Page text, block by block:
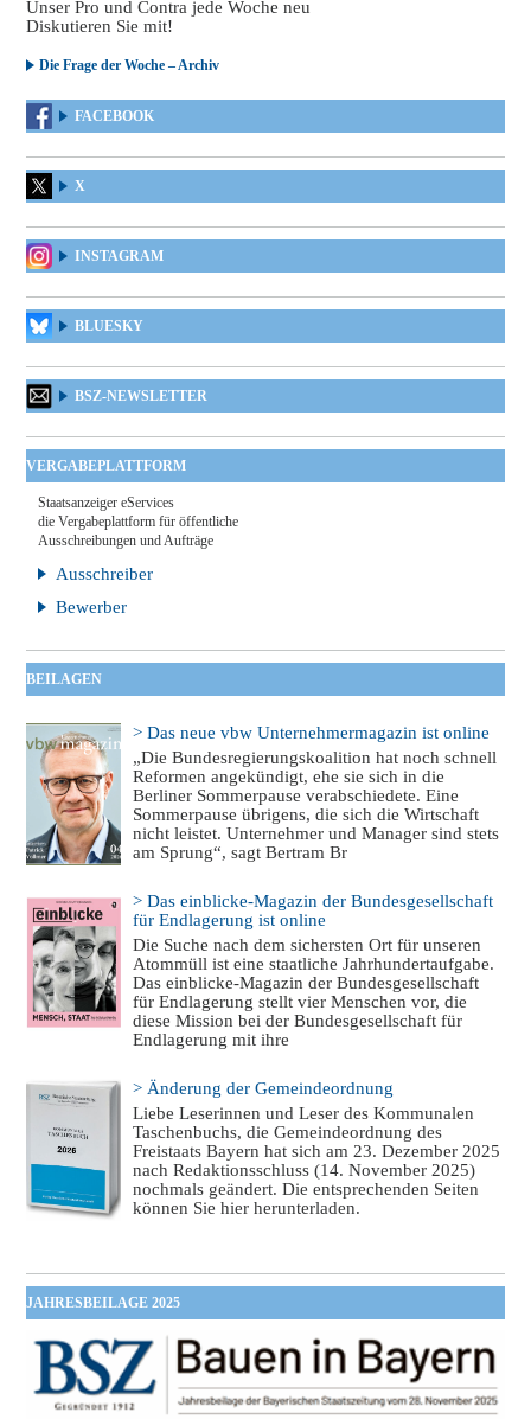
Unser Pro und Contra jede Woche neu
Diskutieren Sie mit!
Die Frage der Woche – Archiv
FACEBOOK
X
INSTAGRAM
BLUESKY
BSZ-NEWSLETTER
VERGABEPLATTFORM
Staatsanzeiger eServices
die Vergabeplattform für öffentliche
Ausschreibungen und Aufträge
Ausschreiber
Bewerber
BEILAGEN
> Das neue vbw Unternehmermagazin ist online
„Die Bundesregierungskoalition hat noch schnell
Reformen angekündigt, ehe sie sich in die
Berliner Sommerpause verabschiedete. Eine
Sommerpause übrigens, die sich die Wirtschaft
nicht leistet. Unternehmer und Manager sind stets
am Sprung“, sagt Bertram Br
> Das einblicke-Magazin der Bundesgesellschaft
für Endlagerung ist online
Die Suche nach dem sichersten Ort für unseren
Atommüll ist eine staatliche Jahrhundertaufgabe.
Das einblicke-Magazin der Bundesgesellschaft
für Endlagerung stellt vier Menschen vor, die
diese Mission bei der Bundesgesellschaft für
Endlagerung mit ihre
> Änderung der Gemeindeordnung
Liebe Leserinnen und Leser des Kommunalen
Taschenbuchs, die Gemeindeordnung des
Freistaats Bayern hat sich am 23. Dezember 2025
nach Redaktionsschluss (14. November 2025)
nochmals geändert. Die entsprechenden Seiten
können Sie hier herunterladen.
JAHRESBEILAGE 2025